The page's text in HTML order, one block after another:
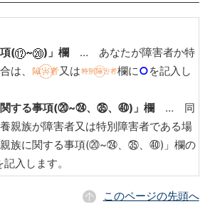
( ~ )」欄 … あなたが障害者か特
は、
又は 欄に○を記入し
関する事項(⑳~㉔、㉟、㊵)」欄 … 同
親族が障害者又は特別障害者である場
族に関する事項(⑳~㉔、㉟、㊵)」欄の
記入します。
このページの先頭へ